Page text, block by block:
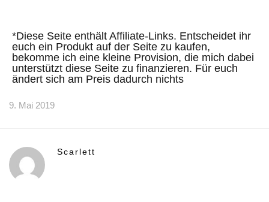
*Diese Seite enthält Affiliate-Links. Entscheidet ihr
euch ein Produkt auf der Seite zu kaufen,
bekomme ich eine kleine Provision, die mich dabei
unterstützt diese Seite zu finanzieren. Für euch
ändert sich am Preis dadurch nichts
9. Mai 2019
Scarlett